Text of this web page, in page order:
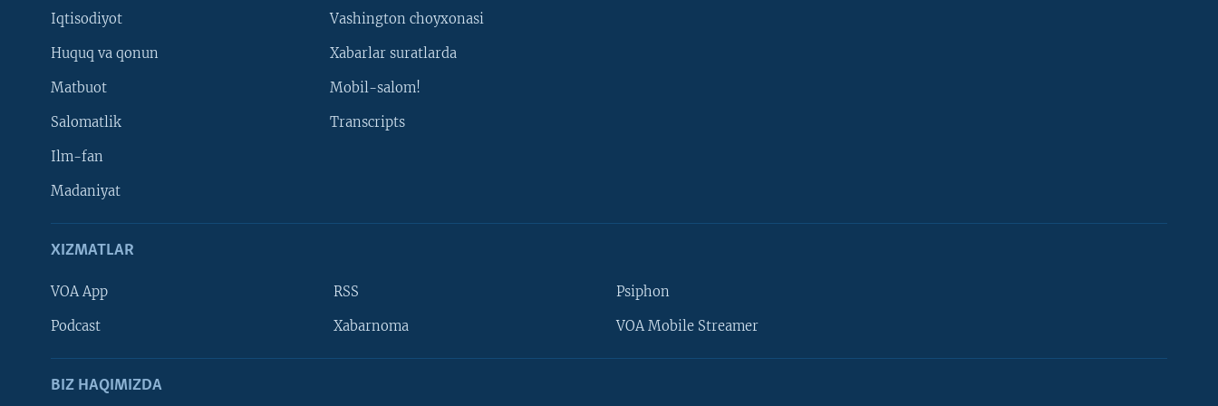
Iqtisodiyot
Huquq va qonun
Matbuot
Salomatlik
Ilm-fan
Madaniyat
Vashington choyxonasi
Xabarlar suratlarda
Mobil-salom!
Transcripts
XIZMATLAR
VOA App
Podcast
RSS
Xabarnoma
Psiphon
VOA Mobile Streamer
BIZ HAQIMIZDA